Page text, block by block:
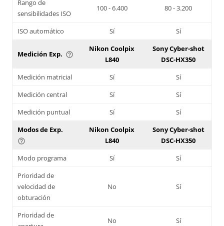
Rango de
sensibilidades ISO
100 - 6.400 80 - 3.200
ISO automático Sí Sí
Medición Exp. help_outline
Nikon Coolpix
L840
Sony Cyber-shot
DSC-HX350
Medición matricial
Sí
Sí
Medición central
Sí
Sí
Medición puntual
Sí
Sí
Modos de Exp.
help_outline
Nikon Coolpix
L840
Sony Cyber-shot
DSC-HX350
Modo programa
Sí
Sí
Prioridad de
velocidad de
obturación
No Sí
Prioridad de
No Sí